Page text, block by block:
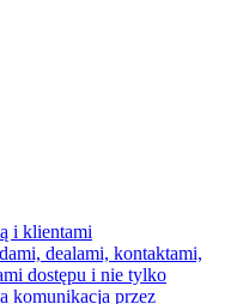
i klientami
dealami, kontaktami,
dostępu i nie tylko
komunikacja przez